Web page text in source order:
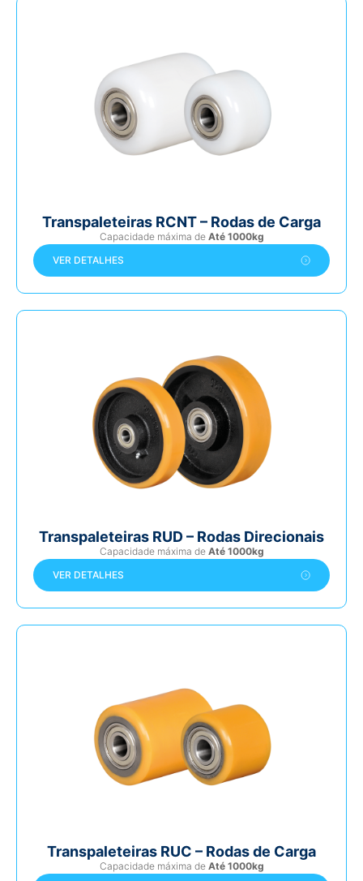
Transpaleteiras RCNT – Rodas de Carga
Capacidade máxima de Até 1000kg
VER DETALHES
Transpaleteiras RUD – Rodas Direcionais
Capacidade máxima de Até 1000kg
VER DETALHES
Transpaleteiras RUC – Rodas de Carga
Capacidade máxima de Até 1000kg